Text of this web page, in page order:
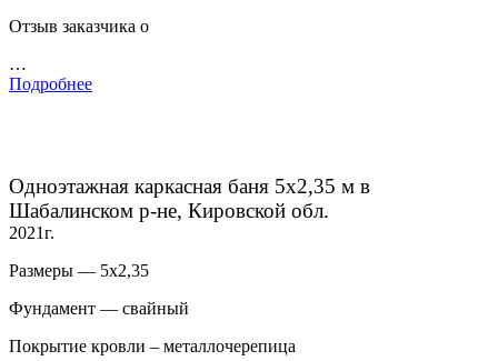
Отзыв заказчика о
…
Подробнее
Одноэтажная каркасная баня 5х2,35 м в
Шабалинском р-не, Кировской обл.
2021г.
Размеры — 5х2,35
Фундамент — свайный
Покрытие кровли – металлочерепица